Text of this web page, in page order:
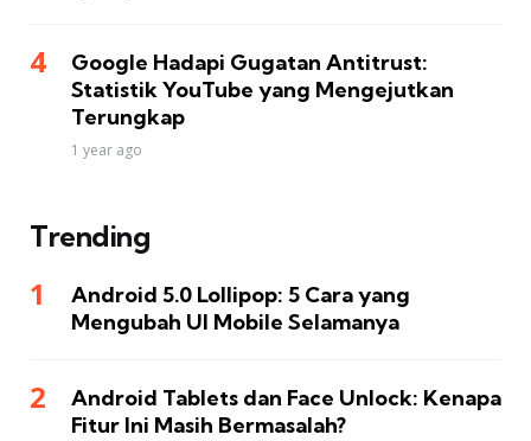
Google Hadapi Gugatan Antitrust:
Statistik YouTube yang Mengejutkan
Terungkap
1 year ago
Trending
Android 5.0 Lollipop: 5 Cara yang
Mengubah UI Mobile Selamanya
Android Tablets dan Face Unlock: Kenapa
Fitur Ini Masih Bermasalah?